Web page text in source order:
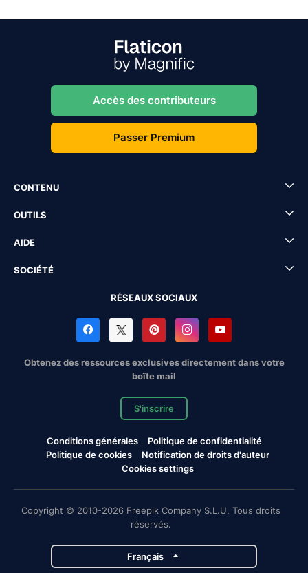
Accès des contributeurs
Passer Premium
CONTENU
OUTILS
AIDE
SOCIÉTÉ
RÉSEAUX SOCIAUX
Obtenez des ressources exclusives directement dans votre
boîte mail
S'inscrire
Conditions générales
Politique de confidentialité
Politique de cookies
Notification de droits d'auteur
Cookies settings
Copyright © 2010-2026 Freepik Company S.L.U. Tous droits
réservés.
Français